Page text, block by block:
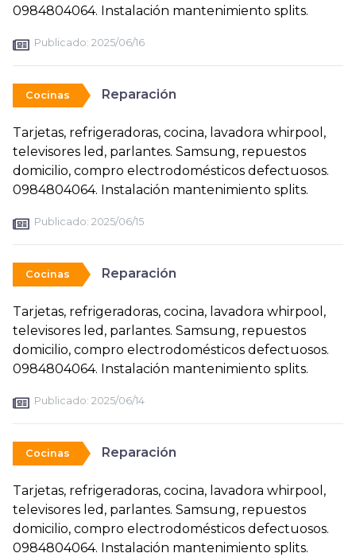
0984804064. Instalación mantenimiento splits.
Publicado: 2025/06/16
Cocinas Reparación
Tarjetas, refrigeradoras, cocina, lavadora whirpool,
televisores led, parlantes. Samsung, repuestos
domicilio, compro electrodomésticos defectuosos.
0984804064. Instalación mantenimiento splits.
Publicado: 2025/06/15
Cocinas Reparación
Tarjetas, refrigeradoras, cocina, lavadora whirpool,
televisores led, parlantes. Samsung, repuestos
domicilio, compro electrodomésticos defectuosos.
0984804064. Instalación mantenimiento splits.
Publicado: 2025/06/14
Cocinas Reparación
Tarjetas, refrigeradoras, cocina, lavadora whirpool,
televisores led, parlantes. Samsung, repuestos
domicilio, compro electrodomésticos defectuosos.
0984804064. Instalación mantenimiento splits.